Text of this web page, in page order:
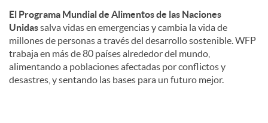
El Programa Mundial de Alimentos de las Naciones
Unidassalva vidas en emergencias y cambia la vida de
millones de personas a través del desarrollo sostenible. WFP
trabaja en más de 80 países alrededor del mundo,
alimentando a poblaciones afectadas por conflictos y
desastres, y sentando las bases para un futuro mejor.